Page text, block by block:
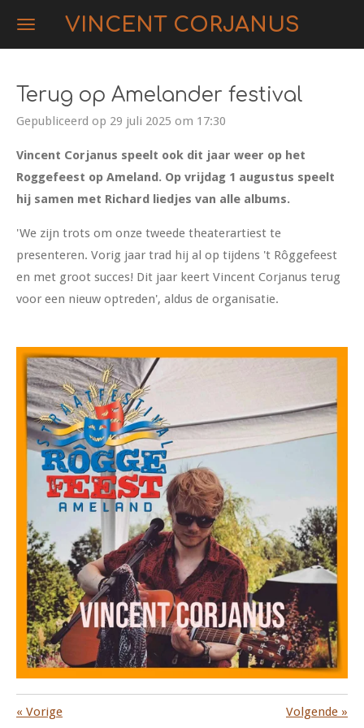
Ga
de
hoofdinhoud
VINCENT CORJANUS
Terug op Amelander festival
Gepubliceerd op 29 juli 2025 om 17:30
Vincent Corjanus speelt ook dit jaar weer op het
Roggefeest op Ameland. Op vrijdag 1 augustus speelt
hij samen met Richard liedjes van alle albums.
'We zijn trots om onze tweede theaterartiest te
presenteren. Vorig jaar trad hij al op tijdens 't Rôggefeest
en met groot succes! Dit jaar keert Vincent Corjanus terug
voor een nieuw optreden', aldus de organisatie.
« Vorige Volgende »